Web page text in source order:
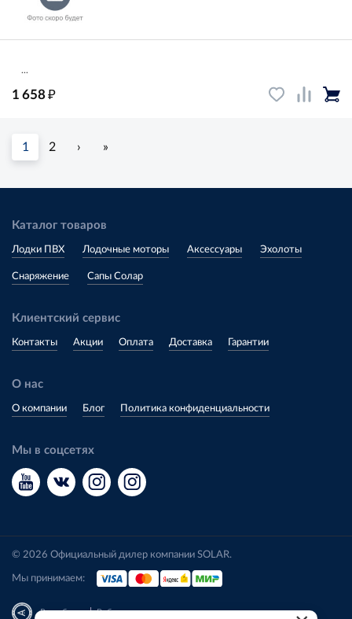
...
1 658₽
1 2 › »
Каталог товаров
Лодки ПВХ Лодочные моторы Аксессуары Эхолоты
Снаряжение Сапы Солар
Клиентский сервис
Контакты Акции Оплата Доставка Гарантии
О нас
О компании Блог Политика конфиденциальности
Мы в соцсетях
© 2026 Официальный дилер компании SOLAR.
Мы принимаем:
Разработка|Веб-аналитика